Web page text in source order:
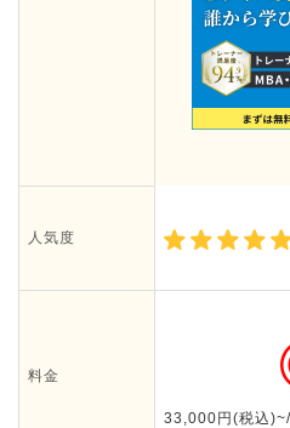
人気度
料金
33,000円(税込)~/